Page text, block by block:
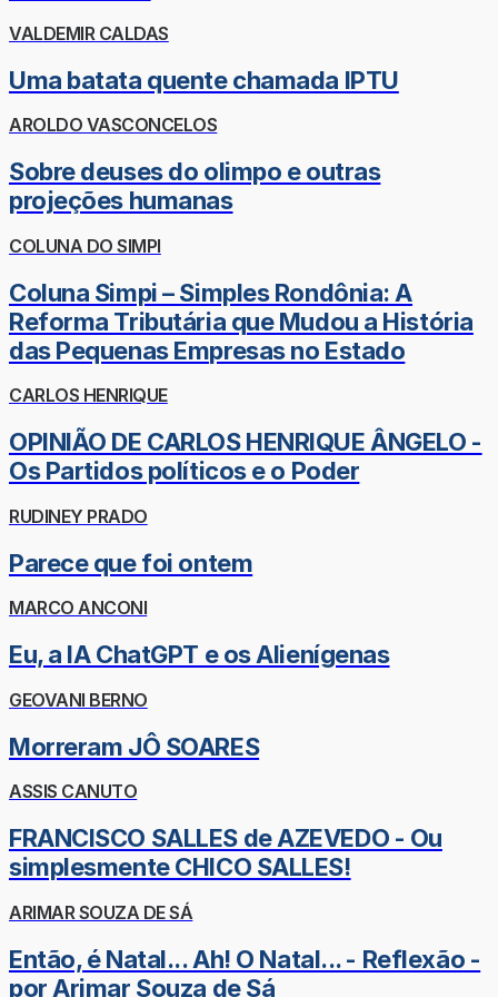
VALDEMIR CALDAS
Uma batata quente chamada IPTU
AROLDO VASCONCELOS
Sobre deuses do olimpo e outras
projeções humanas
COLUNA DO SIMPI
Coluna Simpi – Simples Rondônia: A
Reforma Tributária que Mudou a História
das Pequenas Empresas no Estado
CARLOS HENRIQUE
OPINIÃO DE CARLOS HENRIQUE ÂNGELO -
Os Partidos políticos e o Poder
RUDINEY PRADO
Parece que foi ontem
MARCO ANCONI
Eu, a IA ChatGPT e os Alienígenas
GEOVANI BERNO
Morreram JÔ SOARES
ASSIS CANUTO
FRANCISCO SALLES de AZEVEDO - Ou
simplesmente CHICO SALLES!
ARIMAR SOUZA DE SÁ
Então, é Natal... Ah! O Natal... - Reflexão -
por Arimar Souza de Sá